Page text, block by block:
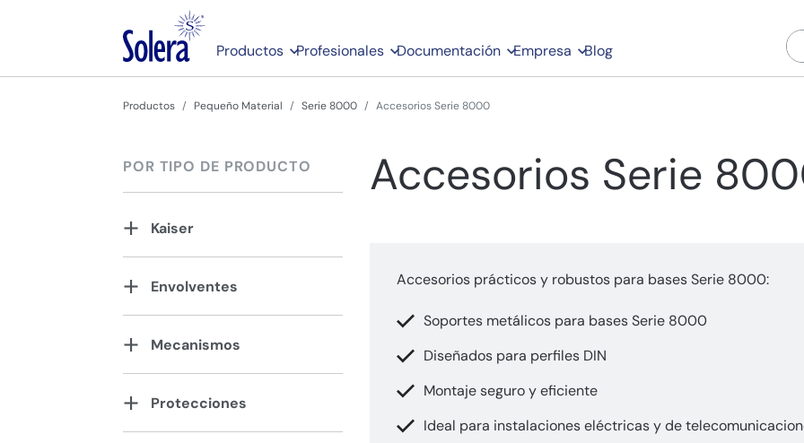
Productos Profesionales Documentación Empresa Blog
Productos Pequeño Material Serie 8000 Accesorios Serie 8000
POR TIPO DE PRODUCTO
Kaiser
Envolventes
Mecanismos
Protecciones
Accesorios Serie
Accesorios prácticos y robustos para bases Serie 8000:
Soportes metálicos para bases Serie 8000
Diseñados para perfiles DIN
Montaje seguro y eficiente
Ideal para instalaciones eléctricas y de